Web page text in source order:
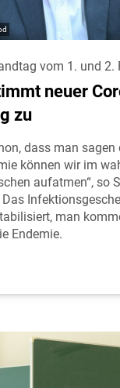
vom 1. und 2.
neuer
zu
dass man sagen
können wir im
aufatmen“, so
man
Endemie.